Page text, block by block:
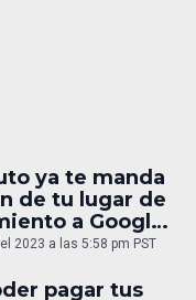
ya te manda
de tu lugar de
a Google
2023 a las 5:58 pm PST
pagar tus